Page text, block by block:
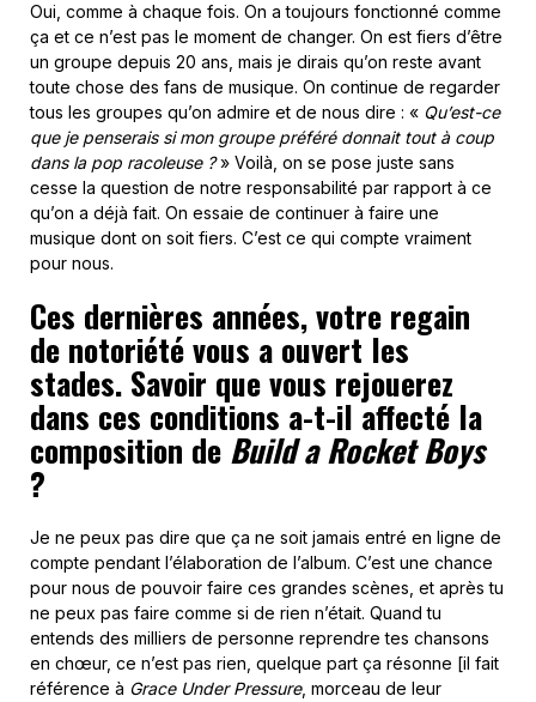
Oui, comme à chaque fois. On a toujours fonctionné comme
ça et ce n’est pas le moment de changer. On est fiers d’être
un groupe depuis 20 ans, mais je dirais qu’on reste avant
toute chose des fans de musique. On continue de regarder
tous les groupes qu’on admire et de nous dire : « Qu’est-ce
que je penserais si mon groupe préféré donnait tout à coup
dans la pop racoleuse ?» Voilà, on se pose juste sans
cesse la question de notre responsabilité par rapport à ce
qu’on a déjà fait. On essaie de continuer à faire une
musique dont on soit fiers. C’est ce qui compte vraiment
pour nous.
Ces dernières années, votre regain
de notoriété vous a ouvert les
stades. Savoir que vous rejouerez
dans ces conditions a-t-il affecté la
composition de Build a Rocket Boys
?
Je ne peux pas dire que ça ne soit jamais entré en ligne de
compte pendant l’élaboration de l’album. C’est une chance
pour nous de pouvoir faire ces grandes scènes, et après tu
ne peux pas faire comme si de rien n’était. Quand tu
entends des milliers de personne reprendre tes chansons
en chœur, ce n’est pas rien, quelque part ça résonne [il fait
référence à Grace Under Pressure, morceau de leur